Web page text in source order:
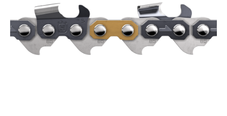
Tips og tricks
4.4 Google Reviews
4.7 Trustpilot